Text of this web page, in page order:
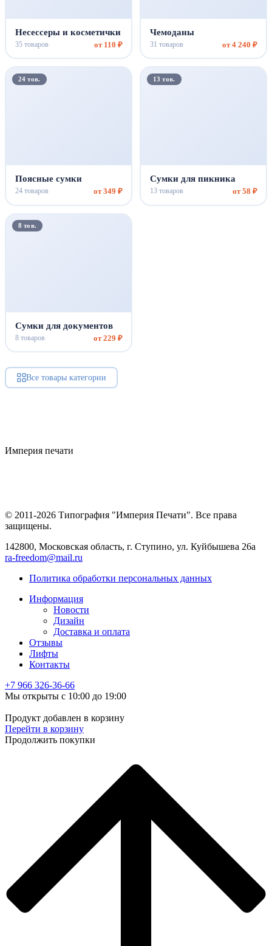
Несессеры и косметички
35 товаров· от 110 ₽
Чемоданы
31 товаров· от 4 240 ₽
24 тов.
Поясные сумки
24 товаров· от 349 ₽
13 тов.
Сумки для пикника
13 товаров· от 58 ₽
8 тов.
Сумки для документов
8 товаров· от 229 ₽
Все товары категории
Империя печати
© 2011-2026 Типография "Империя Печати". Все права
защищены.
142800, Московская область, г. Ступино, ул. Куйбышева 26а
ra-freedom@mail.ru
Политика обработки персональных данных
Информация
Новости
Дизайн
Доставка и оплата
Отзывы
Лифты
Контакты
+7 966 326-36-66
Мы открыты с 10:00 до 19:00
Продукт добавлен в корзину
Перейти в корзину
Продолжить покупки